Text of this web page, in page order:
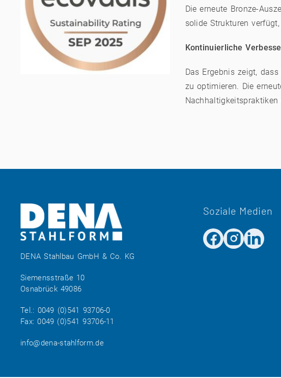
Die erneute Bronze-
solide Strukturen
Kontinuierliche
Das Ergebnis zeigt,
zu optimieren. Die
DENA Stahlbau GmbH & Co. KG
Siemensstraße 10
Osnabrück 49086
Tel.: 0049 (0)541 93706-0
Fax: 0049 (0)541 93706-11
info@dena-stahlform.de
Soziale Medien